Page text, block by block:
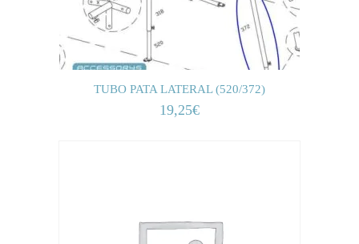
TUBO PATA LATERAL (520/372)
19,25€